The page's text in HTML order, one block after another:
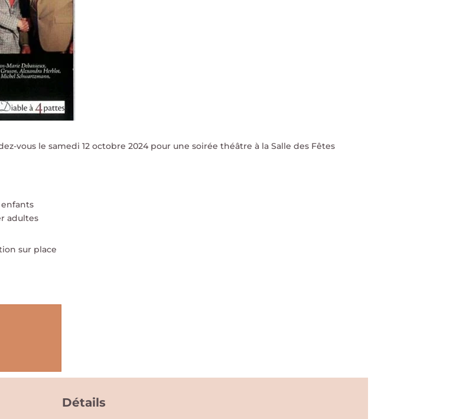
vous le samedi 12 octobre 2024 pour une soirée théâtre à la Salle des Fêtes
enfants
adultes
sur place
Détails